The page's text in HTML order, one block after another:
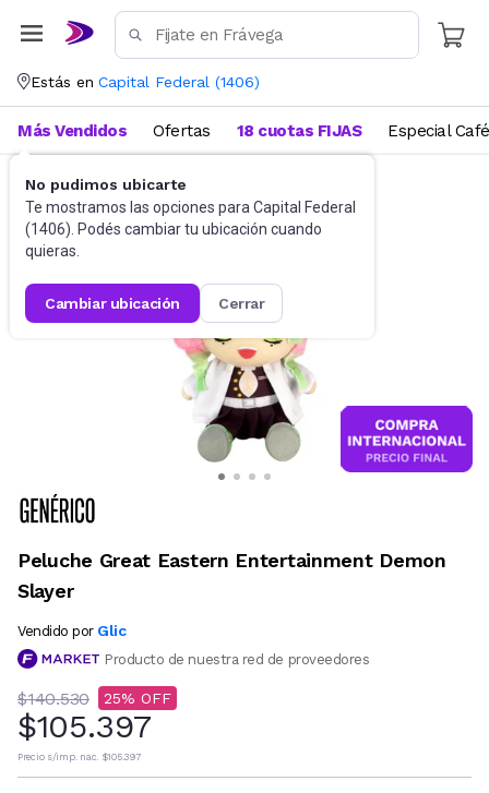
Estás en Capital Federal (1406)
No pudimos ubicarte
Te mostramos las opciones para Capital Federal
(1406). Podés cambiar tu ubicación cuando
quieras.
cambiar ubicación cerrar
Más Vendidos Ofertas 18 cuotas FIJAS Especial Café
Juguetes y Juegos
Peluche Great Eastern Entertainment Demon
Slayer
Vendido por Glic
Producto de nuestra red de proveedores
$140.530 25
$105.397
Precio s/imp. nac. $105.397